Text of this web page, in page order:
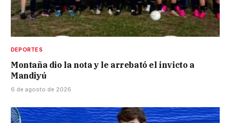
DEPORTES
Montaña dio la nota y le arrebató el invicto a
Mandiyú
6 de agosto de 2026